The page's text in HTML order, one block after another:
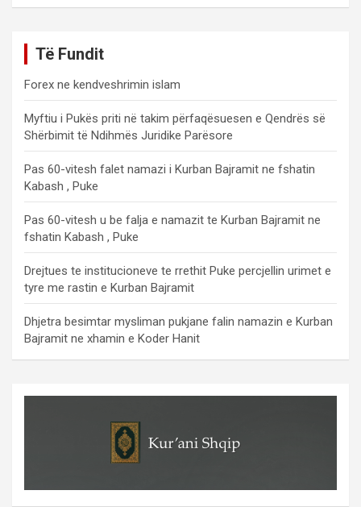
Të Fundit
Forex ne kendveshrimin islam
Myftiu i Pukës priti në takim përfaqësuesen e Qendrës së
Shërbimit të Ndihmës Juridike Parësore
Pas 60-vitesh falet namazi i Kurban Bajramit ne fshatin
Kabash , Puke
Pas 60-vitesh u be falja e namazit te Kurban Bajramit ne
fshatin Kabash , Puke
Drejtues te institucioneve te rrethit Puke percjellin urimet e
tyre me rastin e Kurban Bajramit
Dhjetra besimtar mysliman pukjane falin namazin e Kurban
Bajramit ne xhamin e Koder Hanit